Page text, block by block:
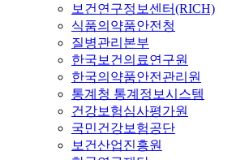
보건연구정보센터(RICH)
식품의약품안전청
질병관리본부
한국보건의료연구원
한국의약품안전관리원
통계청 통계정보시스템
건강보험심사평가원
국민건강보험공단
보건산업진흥원